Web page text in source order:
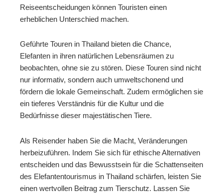
Reiseentscheidungen können Touristen einen
erheblichen Unterschied machen.
Geführte Touren in Thailand bieten die Chance,
Elefanten in ihren natürlichen Lebensräumen zu
beobachten, ohne sie zu stören. Diese Touren sind nicht
nur informativ, sondern auch umweltschonend und
fördern die lokale Gemeinschaft. Zudem ermöglichen sie
ein tieferes Verständnis für die Kultur und die
Bedürfnisse dieser majestätischen Tiere.
Als Reisender haben Sie die Macht, Veränderungen
herbeizuführen. Indem Sie sich für ethische Alternativen
entscheiden und das Bewusstsein für die Schattenseiten
des Elefantentourismus in Thailand schärfen, leisten Sie
einen wertvollen Beitrag zum Tierschutz. Lassen Sie